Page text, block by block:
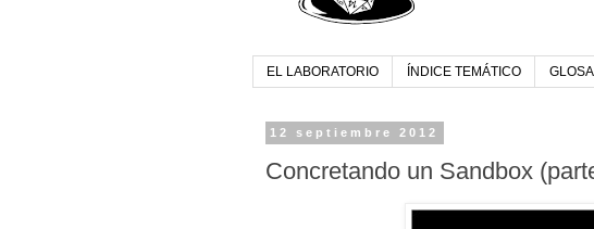
EL LABORATORIO ÍNDICE TEMÁTICO
12 septiembre 2012
Concretando un Sandbox